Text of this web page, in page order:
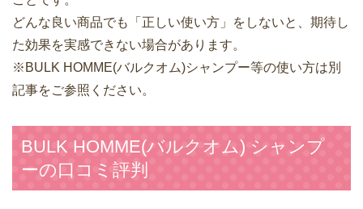
どんな良い商品でも「正しい使い方」をしないと、期待し
た効果を実感できない場合があります。
※BULK HOMME(バルクオム)シャンプー等の使い方は別
記事をご参照ください。
BULK HOMME(バルクオム) シャンプ
ーの口コミ評判